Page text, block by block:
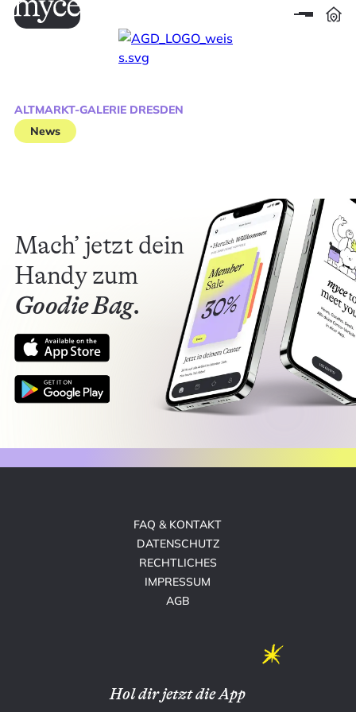
ALTMARKT-GALERIE DRESDEN
News
Mach’ jetzt dein
Handy zum
Goodie Bag.
FAQ & KONTAKT
DATENSCHUTZ
RECHTLICHES
IMPRESSUM
AGB
Hol dir jetzt die App